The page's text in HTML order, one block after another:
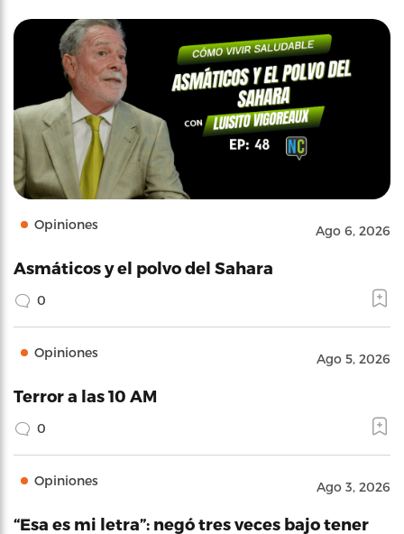
Opiniones Ago 6, 2026
Asmáticos y el polvo del Sahara
0
Opiniones Ago 5, 2026
Terror a las 10 AM
0
Opiniones Ago 3, 2026
“Esa es mi letra”: negó tres veces bajo tener